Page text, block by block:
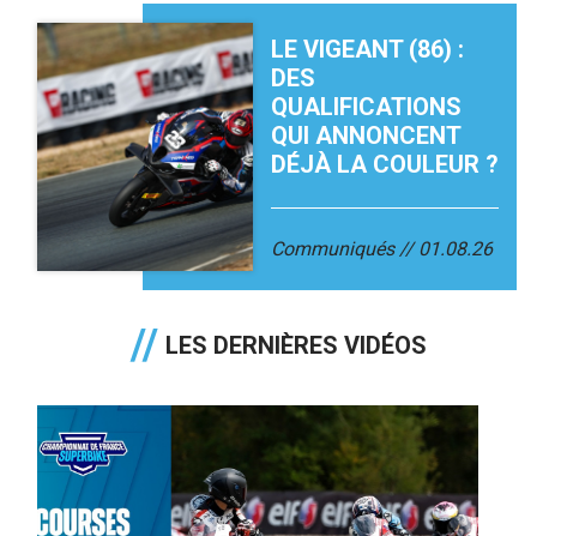
LE VIGEANT (86) :
DES
QUALIFICATIONS
QUI ANNONCENT
DÉJÀ LA COULEUR ?
Communiqués 01.08.26
LES DERNIÈRES VIDÉOS